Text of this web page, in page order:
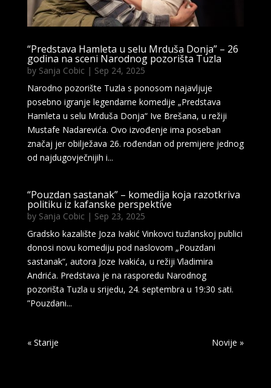
“Predstava Hamleta u selu Mrduša Donja” – 26
godina na sceni Narodnog pozorišta Tuzla
by Sanja Cobic| Sep 24, 2025
Narodno pozorište Tuzla s ponosom najavljuje
posebno igranje legendarne komedije „Predstava
Hamleta u selu Mrduša Donja“ Ive Brešana, u režiji
Mustafe Nadarevića. Ovo izvođenje ima poseban
značaj jer obilježava 26. rođendan od premijere jednog
od najdugovječnijih i...
“Pouzdan sastanak” – komedija koja razotkriva
politiku iz kafanske perspektive
by Sanja Cobic| Sep 23, 2025
Gradsko kazalište Joza Ivakić Vinkovci tuzlanskoj publici
donosi novu komediju pod naslovom „Pouzdani
sastanak“, autora Joze Ivakića, u režiji Vladimira
Andrića. Predstava je na rasporedu Narodnog
pozorišta Tuzla u srijedu, 24. septembra u 19:30 sati.
”Pouzdani...
« Older Entries Next Entries »